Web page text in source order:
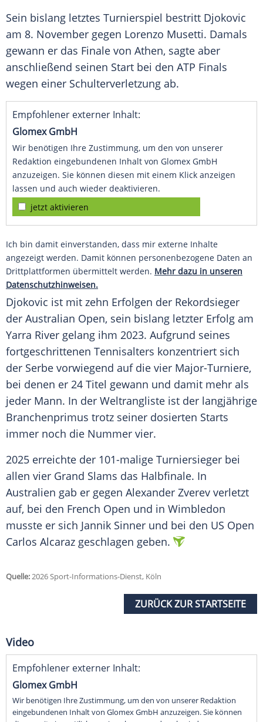
Sein bislang letztes Turnierspiel bestritt Djokovic
am 8. November gegen Lorenzo Musetti. Damals
gewann er das Finale von Athen, sagte aber
anschließend seinen Start bei den ATP Finals
wegen einer Schulterverletzung ab.
Empfohlener externer Inhalt:
Glomex GmbH
Wir benötigen Ihre Zustimmung, um den von unserer
Redaktion eingebundenen Inhalt von Glomex GmbH
anzuzeigen. Sie können diesen mit einem Klick anzeigen
lassen und auch wieder deaktivieren.
jetzt aktivieren
Ich bin damit einverstanden, dass mir externe Inhalte
angezeigt werden. Damit können personenbezogene Daten an
Drittplattformen übermittelt werden. Mehr dazu in unseren
Datenschutzhinweisen.
Djokovic ist mit zehn Erfolgen der Rekordsieger
der Australian Open, sein bislang letzter Erfolg am
Yarra River gelang ihm 2023. Aufgrund seines
fortgeschrittenen Tennisalters konzentriert sich
der Serbe vorwiegend auf die vier Major-Turniere,
bei denen er 24 Titel gewann und damit mehr als
jeder Mann. In der Weltrangliste ist der langjährige
Branchenprimus trotz seiner dosierten Starts
immer noch die Nummer vier.
2025 erreichte der 101-malige Turniersieger bei
allen vier Grand Slams das Halbfinale. In
Australien gab er gegen Alexander Zverev verletzt
auf, bei den French Open und in Wimbledon
musste er sich Jannik Sinner und bei den US Open
Carlos Alcaraz geschlagen geben.
Quelle:2026 Sport-Informations-Dienst, Köln
ZURÜCK ZUR STARTSEITE
Video
Empfohlener externer Inhalt:
Glomex GmbH
Wir benötigen Ihre Zustimmung, um den von unserer Redaktion
eingebundenen Inhalt von Glomex GmbH anzuzeigen. Sie können